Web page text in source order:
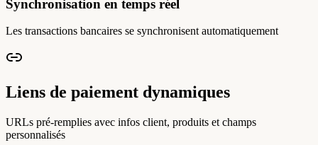
Synchronisation en temps réel
Les transactions bancaires se synchronisent automatiquement
Liens de paiement dynamiques
URLs pré-remplies avec infos client, produits et champs
personnalisés